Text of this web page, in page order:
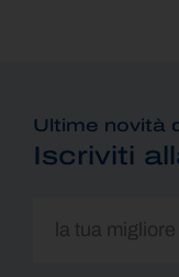
Ultime novità
Iscriviti